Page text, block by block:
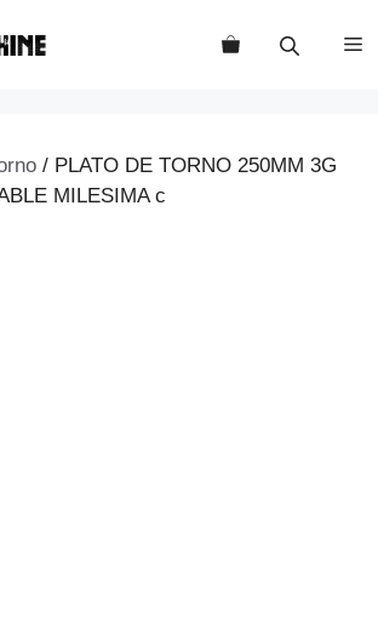
/ PLATO DE TORNO 250MM 3G
MILESIMA c